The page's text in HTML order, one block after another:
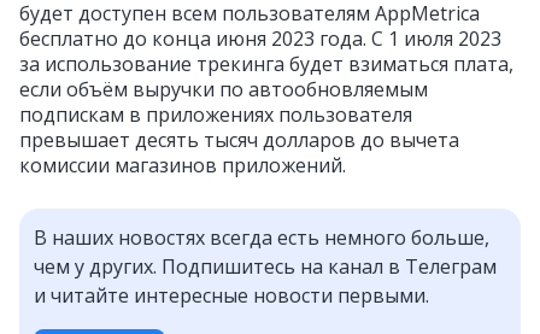
будет доступен всем пользователям AppMetrica
бесплатно до конца июня 2023 года. С 1 июля 2023
за использование трекинга будет взиматься плата,
если объём выручки по автообновляемым
подпискам в приложениях пользователя
превышает десять тысяч долларов до вычета
комиссии магазинов приложений.
В наших новостях всегда есть немного больше,
чем у других. Подпишитесь на канал в Телеграм
и читайте интересные новости первыми.